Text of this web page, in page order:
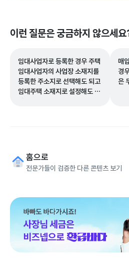
이런 질문은 궁금하지 않으세
임대사업자로 등록한 경우 주택
임대사업자의 사업장 소재지를
등록한 주소지로 선택해도 되고
임대주택 소재지로 설정해도 되
나요?
매
경
은
홈으로
전문가들이 검증한 다른 콘텐츠 보기